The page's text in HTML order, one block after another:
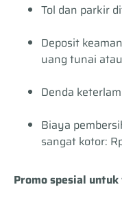
Tol dan parkir
Deposit
uang tunai
Denda
Biaya
sangat kotor:
Promo spesial